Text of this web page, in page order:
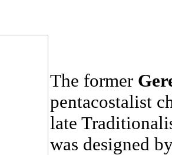
The former
pentacostalist
late
was designed